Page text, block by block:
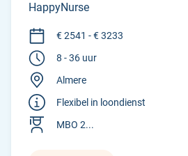
HappyNurse
€ 2541 - € 3233
8 - 36 uur
Almere
Flexibel in loondienst
MBO 2...